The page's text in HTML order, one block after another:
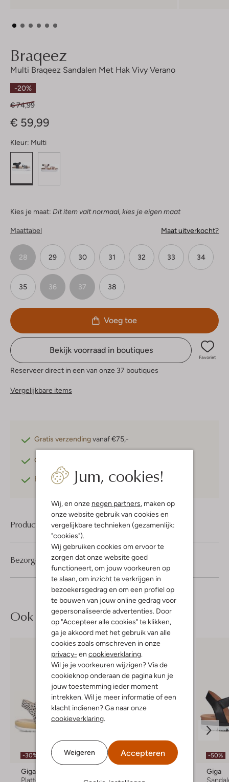
Jum, cookies!
Wij, en onze negen partners , maken op
onze website gebruik van cookies en
vergelijkbare technieken (gezamenlijk:
"cookies").
Wij gebruiken cookies om ervoor te
zorgen dat onze website goed
functioneert, om jouw voorkeuren op
te slaan, om inzicht te verkrijgen in
bezoekersgedrag en om een profiel op
te bouwen van jouw online gedrag voor
gepersonaliseerde advertenties. Door
op "Accepteer alle cookies" te klikken,
ga je akkoord met het gebruik van alle
cookies zoals omschreven in onze
privacy- en cookieverklaring
Wil je je voorkeuren wijzigen? Via de
cookieknop onderaan de pagina kun je
jouw toestemming ieder moment
intrekken. Wil je meer informatie of een
klacht indienen? Ga naar onze
cookieverklaring
Weigeren Accepteren
Braqeez
Multi Braqeez Sandalen Met Hak Vivy Verano
-20%
€ 74,99
€ 59,99
Kleur: Multi
Kies je maat: Dit item valt normaal, kies je eigen maat
Maattabel Maat uitverkocht?
28 29 30 31 32 33 34
35 36 37 38
Voeg toe
Bekijk voorraad in boutiques
Favoriet
Reserveer direct in een van onze 37 boutiques
Vergelijkbare items
Gratis verzendingvanaf €75,-
Gratis retourneren
Betaal achterafmet Klarna
Product informatie
Bezorgen & retourneren
Ook iets voor jou?
-30%
Giga
Platte sandalen
-40%
Sandalen
-50%
Giga